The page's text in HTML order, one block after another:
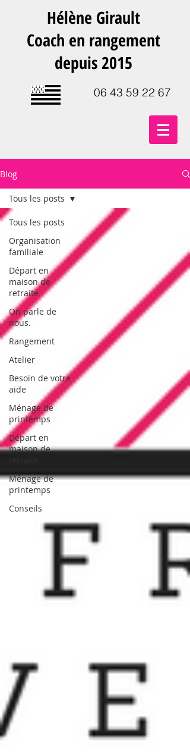
Hélène Girault
Coach en rangement
depuis 2015
06 43 59 22 67
Blog
Tous les posts
Organisation
familiale
Départ en
maison de
retraite
On parle de
nous.
Rangement
Atelier
Besoin de votre
aide
Ménage de
printemps
Départ en
maison de
Ménage de
printemps
Conseils
Tous les posts